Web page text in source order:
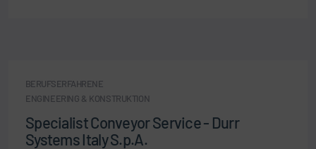
BERUFSERFAHRENE
ENGINEERING & KONSTRUKTION
Specialist Conveyor Service - Durr
Systems Italy S.p.A.